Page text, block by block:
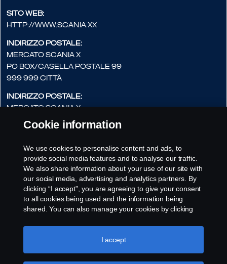
Sito web:
http://www.scania.xx
Indirizzo postale:
Mercato Scania X
PO Box/Casella postale 99
999 999 Città
Indirizzo postale:
Mercato Scania X
Nome via, 99
Indirizzo e-mail:
marknad_x@scania.xx
Cookie information
We use cookies to personalise content and ads, to
provide social media features and to analyse our traffic.
We also share information about your use of our site with
our social media, advertising and analytics partners. By
clicking “I accept”, you are agreeing to give your consent
to all cookies being used and the information being
shared. You can also manage your cookies by clicking
like to accept. For a more detailed explanation of how we
use cookies, please visit our cookies section, which you
I accept